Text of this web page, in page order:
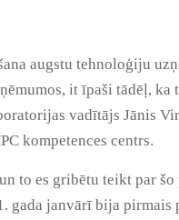
augstu tehnoloģiju
it īpaši tādēļ,
vadītājs Jānis
kompetences centrs.
to es gribētu teikt par
gada janvārī bija